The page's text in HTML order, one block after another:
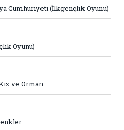
Cumhuriyeti (İlkgençlik Oyunu)
Oyunu)
ve Orman